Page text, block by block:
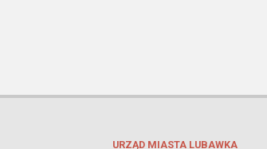
URZĄD MIASTA LUBAWKA